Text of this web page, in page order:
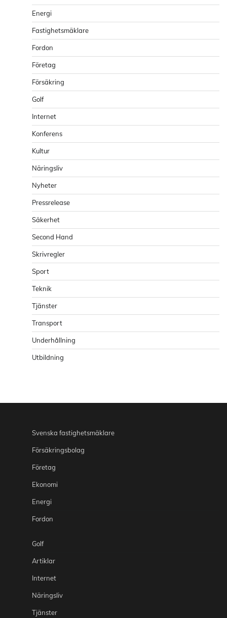
Energi
Fastighetsmäklare
Fordon
Företag
Försäkring
Golf
Internet
Konferens
Kultur
Näringsliv
Nyheter
Pressrelease
Säkerhet
Second Hand
Skrivregler
Sport
Teknik
Tjänster
Transport
Underhållning
Utbildning
Svenska fastighetsmäklare
Försäkringsbolag
Företag
Ekonomi
Energi
Fordon
Golf
Artiklar
Internet
Näringsliv
Tjänster